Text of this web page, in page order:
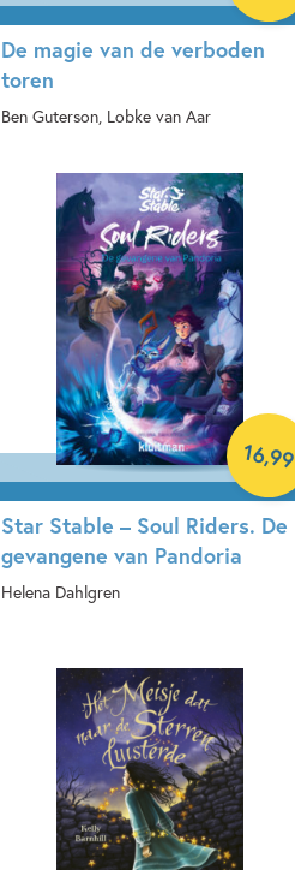
De magie van de verboden
toren
Ben Guterson, Lobke van Aar
Star Stable – Soul Riders. De
gevangene van Pandoria
Helena Dahlgren
16,99